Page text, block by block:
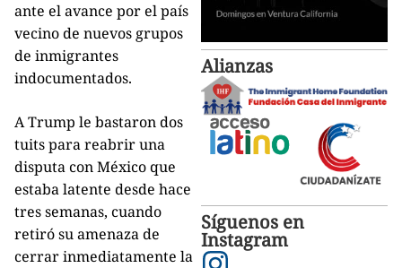
ante el avance por el país
vecino de nuevos grupos
de inmigrantes
indocumentados.
A Trump le bastaron dos
tuits para reabrir una
disputa con México que
estaba latente desde hace
tres semanas, cuando
retiró su amenaza de
cerrar inmediatamente la
Alianzas
Síguenos en
Instagram